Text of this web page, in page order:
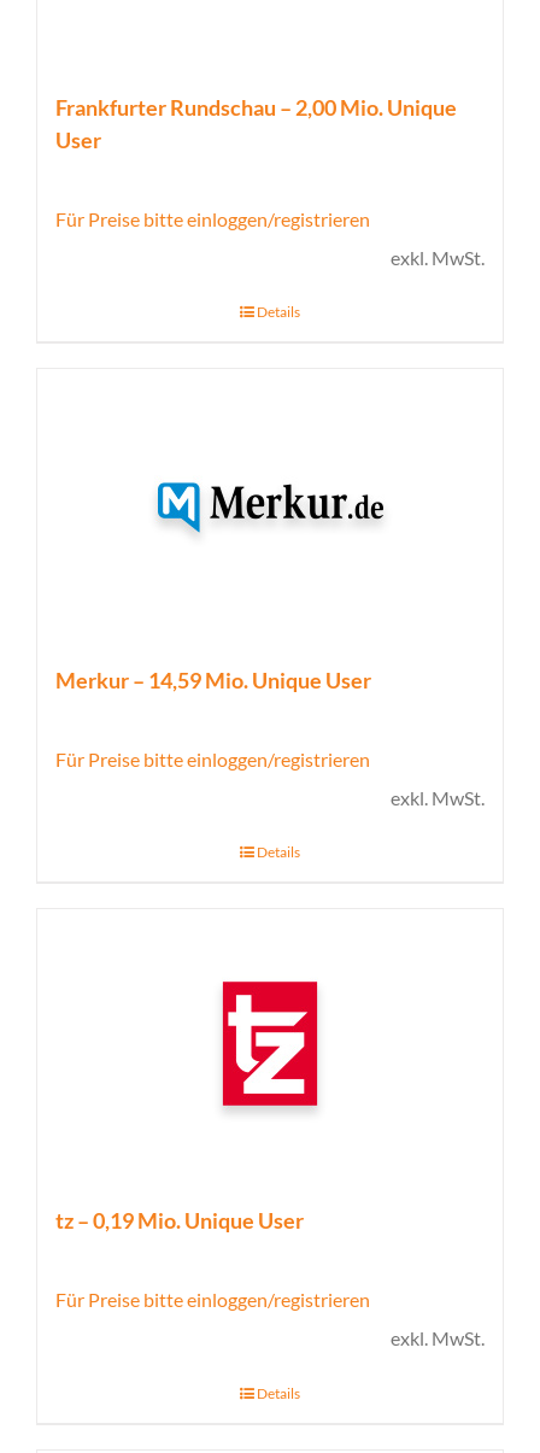
Frankfurter Rundschau – 2,00 Mio. Unique
User
Für Preise bitte einloggen/registrieren
exkl. MwSt.
Details
Merkur – 14,59 Mio. Unique User
Für Preise bitte einloggen/registrieren
exkl. MwSt.
Details
tz – 0,19 Mio. Unique User
Für Preise bitte einloggen/registrieren
exkl. MwSt.
Details